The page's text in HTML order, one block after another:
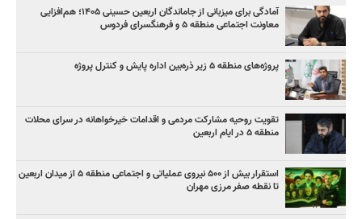
آمادگی برای میزبانی از جاماندگان اربعین حسینی ۱۴۰۵؛ هم‌افزایی
معاونت اجتماعی منطقه ۵ و فرهنگسرای فردوس
پروژه‌های منطقه ۵ زیر ذره‌بین اداره پایش و کنترل پروژه
تقویت روحیه مشارکت مردمی و اقدامات خیرخواهانه در سرای محلات
منطقه ۵ در ایام اربعین
استقرار بیش از ۵۰۰ نیروی عملیاتی و اجتماعی منطقه ۵ از میدان اربعین
تا نقطه صفر مرزی مهران